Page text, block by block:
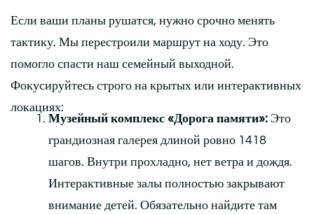
Если ваши планы рушатся, нужно срочно менять
тактику. Мы перестроили маршрут на ходу. Это
помогло спасти наш семейный выходной.
Фокусируйтесь строго на крытых или интерактивных
локациях:
Музейный комплекс «Дорога памяти»: Это
грандиозная галерея длиной ровно 1418
шагов. Внутри прохладно, нет ветра и дождя.
Интерактивные залы полностью закрывают
внимание детей. Обязательно найдите там